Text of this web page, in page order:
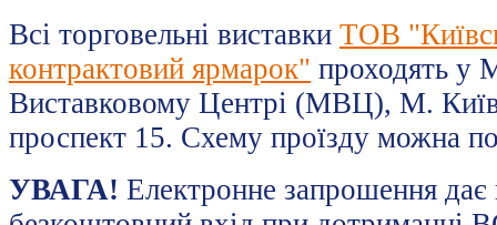
Всі торговельні виставки ТОВ
контрактовий ярмарок" проходять у
Виставковому Центрі (МВЦ), М.
проспект 15. Схему проїзду можна
УВАГА! Електронне запрошення дає